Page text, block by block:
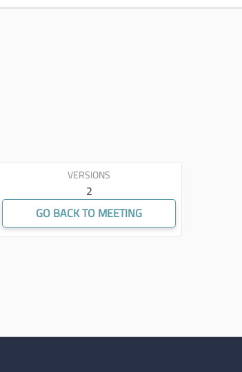
VERSIONS
2
GO BACK TO MEETING